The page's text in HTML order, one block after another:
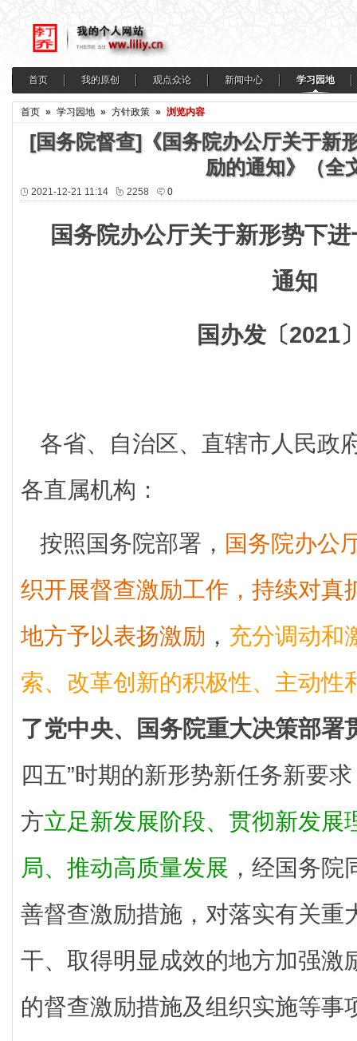
首页 我的原创 观点众论 新闻中心 学习园地
首页 » 学习园地 » 方针政策 » 浏览内容
[国务院督查]《国务院办公厅关于新
励的通知》（全
2021-12-21 11:14 2258 0
国务院办公厅关于新形势下
通知
国办发〔2021
各省、自治区、直辖市人民政
各直属机构：
按照国务院部署， 国务院办公
织开展督查激励工作，持续对真
地方予以表扬激励 ， 充分调动和
索、改革创新的积极性、主动性
了党中央、国务院重大决策部署
四五”时期的新形势新任务新要
方立足新发展阶段、贯彻新发展
局、推动高质量发展 ，经国务
善督查激励措施，对落实有关重
干、取得明显成效的地方加强激
的督查激励措施及组织实施等事